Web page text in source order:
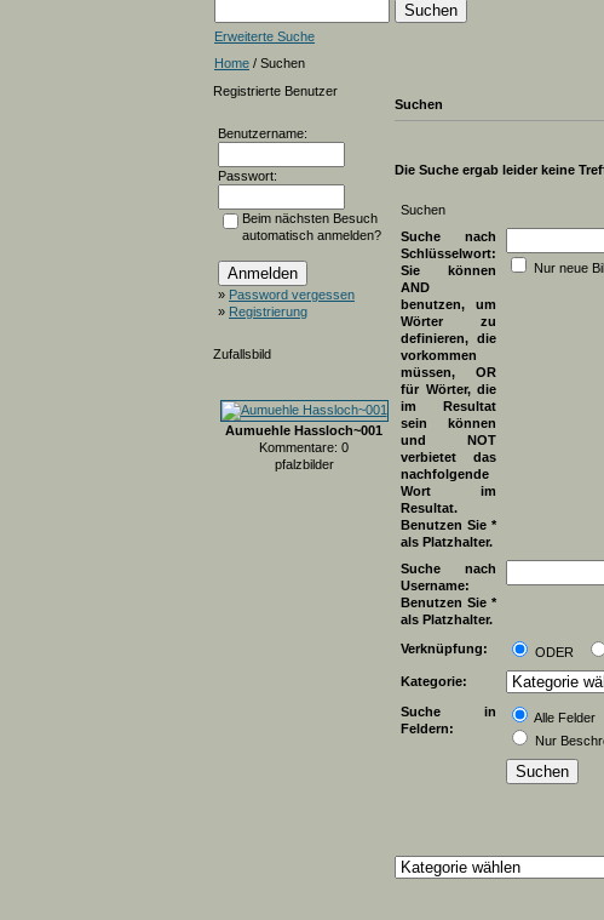
Erweiterte Suche
Home / Suchen
Registrierte Benutzer
Benutzername:
Passwort:
Beim nächsten Besuch
automatisch anmelden?
» Password vergessen
» Registrierung
Zufallsbild
Aumuehle Hassloch~001
Kommentare: 0
pfalzbilder
Suchen
Die Suche ergab leider keine
Suchen
Suche nach
Schlüsselwort:
Sie können
AND
benutzen, um
Wörter zu
definieren, die
vorkommen
müssen, OR
für Wörter, die
im Resultat
sein können
und NOT
verbietet das
nachfolgende
Wort im
Resultat.
Benutzen Sie *
als Platzhalter.
Nur neue
Suche nach
Username:
Benutzen Sie *
als Platzhalter.
Verknüpfung:
ODER
Kategorie:
Suche in
Feldern:
Alle Felder
Nur